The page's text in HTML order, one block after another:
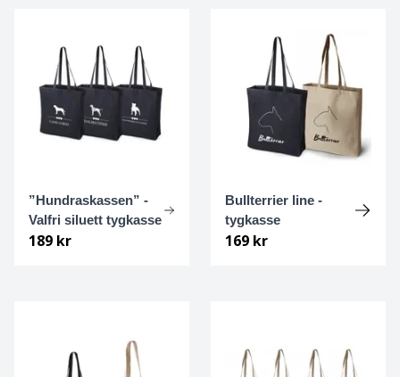
”Hundraskassen” -
Valfri siluett tygkasse
189 kr
Bullterrier line -
tygkasse
169 kr
Fransk Bulldogg
Gammel dansk hönsehund
Gonczy Polski
Greyhound